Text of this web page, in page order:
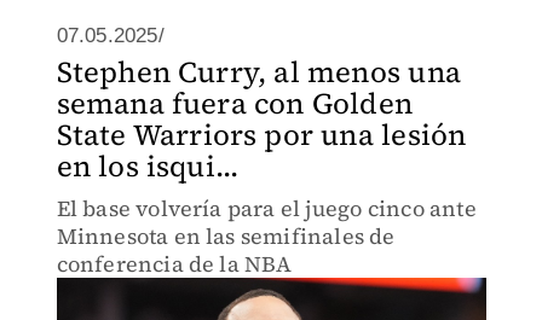
07.05.2025/
Stephen Curry, al menos una
semana fuera con Golden
State Warriors por una lesión
en los isqui...
El base volvería para el juego cinco ante
Minnesota en las semifinales de
conferencia de la NBA